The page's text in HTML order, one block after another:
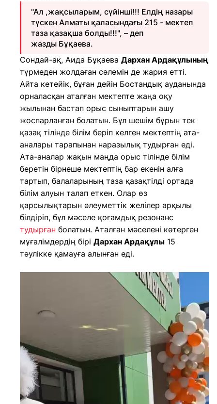
"Ал ,жақсыларым, сүйінші!!! Елдің назары
түскен Алматы қаласындағы 215 - мектеп
таза қазақша болды!!!", – деп
жазды Бұқаева.
Сондай-ақ, Аида Бұқаева Дархан Ардақұлының
түрмеден жолдаған сәлемін де жария етті.
Айта кетейік, бұған дейін Бостандық ауданында
орналасқан аталған мектепте жаңа оқу
жылынан бастап орыс сыныптарын ашу
жоспарланған болатын. Бұл шешім бұрын тек
қазақ тілінде білім беріп келген мектептің ата-
аналары тарапынан наразылық тудырған еді.
Ата-аналар жақын маңда орыс тілінде білім
беретін бірнеше мектептің бар екенін алға
тартып, балаларының таза қазақтілді ортада
білім алуын талап еткен. Олар өз
қарсылықтарын әлеуметтік желілер арқылы
білдіріп, бұл мәселе қоғамдық резонанс
тудырған болатын. Аталған мәселені көтерген
мұғалімдердің бірі Дархан Ардақұлы 15
тәулікке қамауға алынған еді.